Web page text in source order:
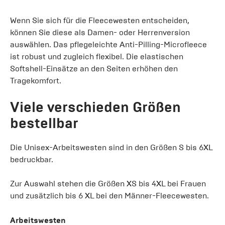
Wenn Sie sich für die Fleecewesten entscheiden,
können Sie diese als Damen- oder Herrenversion
auswählen. Das pflegeleichte Anti-Pilling-Microfleece
ist robust und zugleich flexibel. Die elastischen
Softshell-Einsätze an den Seiten erhöhen den
Tragekomfort.
Viele verschieden Größen
bestellbar
Die Unisex-Arbeitswesten sind in den Größen S bis 6XL
bedruckbar.
Zur Auswahl stehen die Größen XS bis 4XL bei Frauen
und zusätzlich bis 6 XL bei den Männer-Fleecewesten.
Arbeitswesten